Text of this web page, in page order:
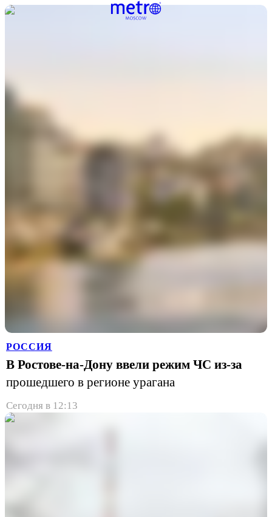
РОССИЯ
В Ростове-на-Дону ввели режим ЧС из-за
прошедшего в регионе урагана
Сегодня в 12:13